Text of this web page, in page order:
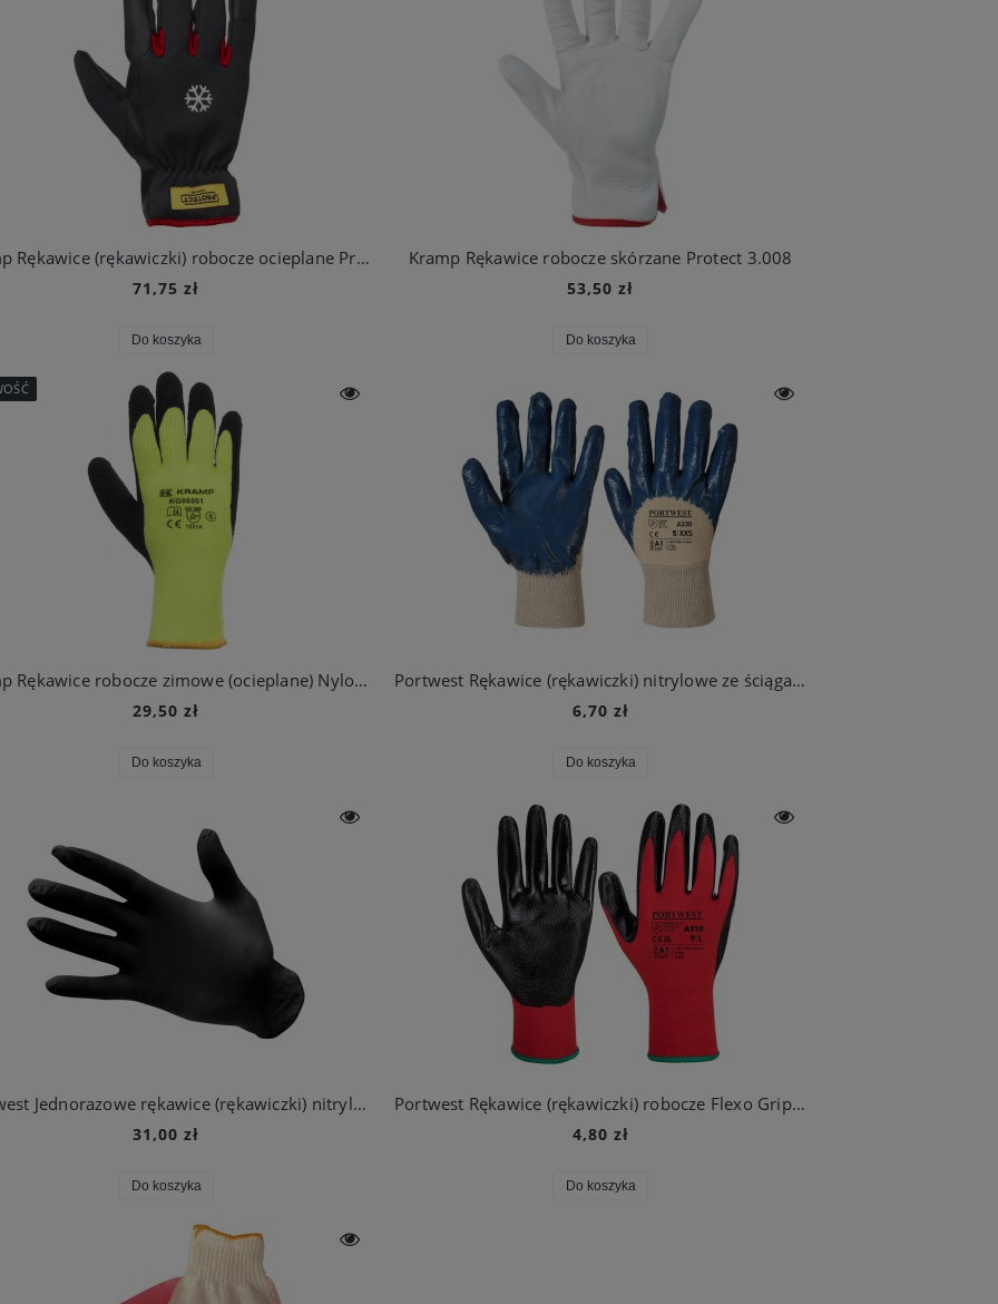
Kramp Rękawice (rękawiczki) robocze ocieplane Protect 6.005
71,75 zł
Do koszyka
Kramp Rękawice robocze skórzane Protect 3.008
53,50 zł
Do koszyka
Kramp Rękawice robocze zimowe (ocieplane) Nylon Protect, żółte
29,50 zł
Do koszyka
Portwest Rękawice (rękawiczki) nitrylowe ze ściągaczem, granatowe
6,70 zł
Do koszyka
Portwest Jednorazowe rękawice (rękawiczki) nitrylowe bezpudrowe
31,00 zł
Do koszyka
Portwest Rękawice (rękawiczki) robocze Flexo Grip powlekana nitrylem
4,80 zł
Do koszyka